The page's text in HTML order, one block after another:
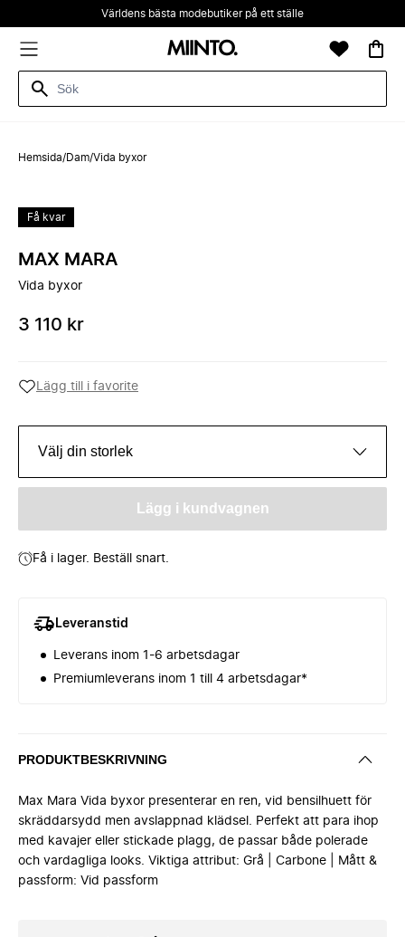
Världens bästa modebutiker på ett ställe
Hemsida/Dam/Vida byxor
Få kvar
MAX MARA
Vida byxor
3 110 kr
Lägg till i favorite
Välj din storlek
Lägg i kundvagnen
Få i lager. Beställ snart.
Leveranstid
Leverans inom 1-6 arbetsdagar
Premiumleverans inom 1 till 4 arbetsdagar*
PRODUKTBESKRIVNING
Max Mara Vida byxor presenterar en ren, vid bensilhuett för
skräddarsydd men avslappnad klädsel. Perfekt att para ihop
med kavajer eller stickade plagg, de passar både polerade
och vardagliga looks. Viktiga attribut: Grå | Carbone | Mått &
passform: Vid passform